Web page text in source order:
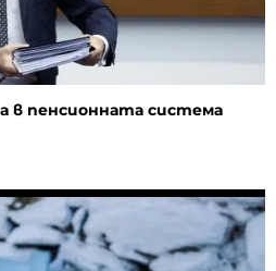
в пенсионната система